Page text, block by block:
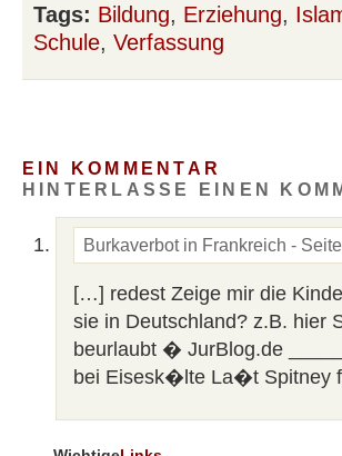
Tags: Bildung, Erziehung,
Schule, Verfassung
EIN KOMMENTAR
HINTERLASSE EINEN
Burkaverbot in Frankreich -
[…] redest Zeige mir die
sie in Deutschland? z.B. hier
beurlaubt � JurBlog.de
bei Eisesk�lte La�t Spitney